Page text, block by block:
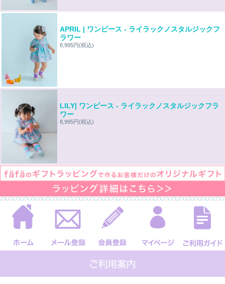
APRIL | ワンピース - ライラックノスタルジックフ
ラワー
8,995円(税込)
LILY| ワンピース - ライラックノスタルジックフラ
ワー
8,995円(税込)